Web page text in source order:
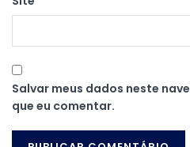
Salvar meus dados neste
que eu comentar.